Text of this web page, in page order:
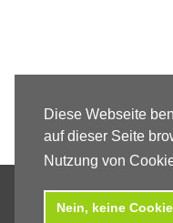
Diese Webseite
auf dieser Seite
Nutzung von
Nein, keine